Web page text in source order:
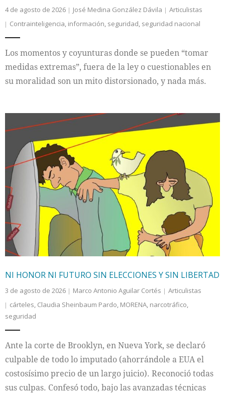
4 de agosto de 2026 José Medina González Dávila
Articulistas
Contrainteligencia, información, seguridad, seguridad nacional
Los momentos y coyunturas donde se pueden “tomar
medidas extremas”, fuera de la ley o cuestionables en
su moralidad son un mito distorsionado, y nada más.
NI HONOR NI FUTURO SIN ELECCIONES Y SIN LIBERTAD
3 de agosto de 2026 Marco Antonio Aguilar Cortés
Articulistas
cárteles, Claudia Sheinbaum Pardo, MORENA, narcotráfico,
seguridad
Ante la corte de Brooklyn, en Nueva York, se declaró
culpable de todo lo imputado (ahorrándole a EUA el
costosísimo precio de un largo juicio). Reconoció todas
sus culpas. Confesó todo, bajo las avanzadas técnicas